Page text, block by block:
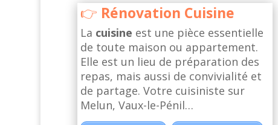
Rénovation Cuisine
La cuisine est une pièce essentielle
de toute maison ou appartement.
Elle est un lieu de préparation des
repas, mais aussi de convivialité et
de partage. Votre cuisiniste sur
Melun, Vaux-le-Pénil…